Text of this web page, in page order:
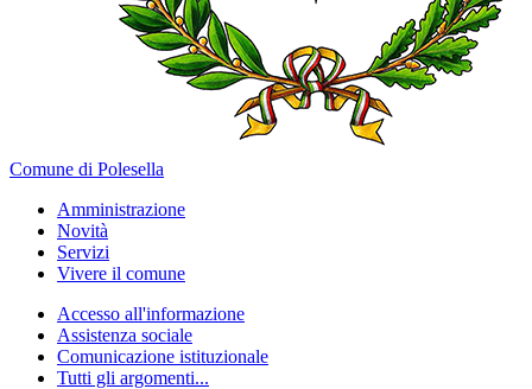
Comune di Polesella
Amministrazione
Novità
Servizi
Vivere il comune
Accesso all'informazione
Assistenza sociale
Comunicazione istituzionale
Tutti gli argomenti...